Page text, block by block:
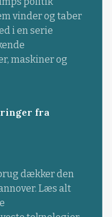
vinder og taber
i en serie
maskiner og
fra
dækker den
Læs alt